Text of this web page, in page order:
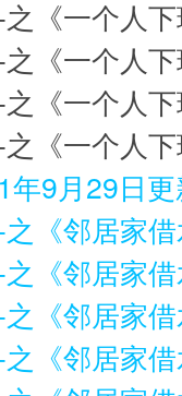
《一个人
《一个人
《一个人
《一个人
年9月29日
《邻居家
《邻居家
《邻居家
《邻居家